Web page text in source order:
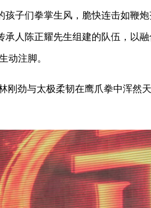
子们拳掌生风，脆快连击如鞭
人陈正耀先生组建的队伍，以
注脚。
劲与太极柔韧在鹰爪拳中浑然